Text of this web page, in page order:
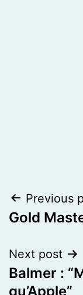
Post
Previous
Gold
Next post
Balmer :
qu’Apple”